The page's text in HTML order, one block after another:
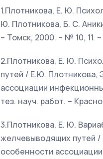
1.Плотникова, Е. Ю.
Ю. Плотникова, Б. С.
– Томск, 2000. – № 10, 11. –
2.Плотникова, Е. Ю.
путей / Е.Ю. Плотникова,
ассоциации
тез. науч. работ. –
3.Плотникова, Е. Ю.
желчевыводящих путей /
особенности